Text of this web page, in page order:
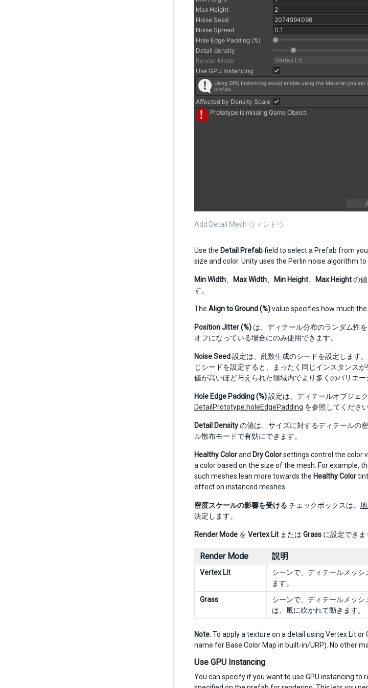
Add Detail Mesh ウィンドウ
Use the Detail Prefabfield to select a Prefab from
size and color. Unity uses the Perlin noise algorithm
Min Width Max Width Min Height Max Heightの
す。
The Align to Ground (%)value specifies how much
Position Jitter (%) は、ディテール分布のランダム性
オフになっている場合にのみ使用できます。
Noise Seed設定は、乱数生成のシードを設定します
じシードを設定すると、まったく同じインスタンスが
値が高いほど与えられた領域内でより多くのバリエー
Hole Edge Padding (%)設定は、ディテールオブジェ
DetailPrototype.holeEdgePadding を参照してください
Detail Densityの値は、サイズに対するディテールの
ル散布モードで有効にできます。
Healthy Colorand Dry Colorsettings control the color
a color based on the size of the mesh. For example,
such meshes lean more towards the Healthy Color
effect on instanced meshes.
密度スケールの影響を受ける チェックボックスは、
決定します。
Render Mode を Vertex Lit または Grass に設定できま
Render Mode 説明
Vertex Lit
シーンで、ディテールメッ
ます。
Grass
シーンで、ディテールメッ
は、風に吹かれて動きます。
Note: To apply a texture on a detail using Vertex Lit
name for Base Color Map in built-in/URP). No other
Use GPU Instancing
You can specify if you want to use GPU instancing to